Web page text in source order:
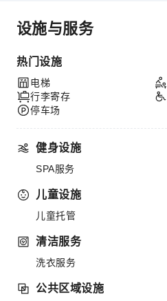
设施与服务
热门设施
电梯
行李寄存
停车场
健身设施
SPA服务
儿童设施
儿童托管
清洁服务
洗衣服务
公共区域设施